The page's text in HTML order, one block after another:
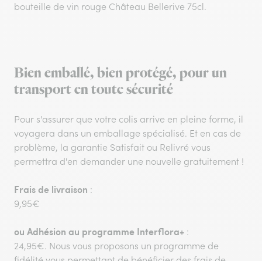
bouteille de vin rouge Château Bellerive 75cl.
Bien emballé, bien protégé, pour un
transport en toute sécurité
Pour s'assurer que votre colis arrive en pleine forme, il
voyagera dans un emballage spécialisé. Et en cas de
problème, la garantie Satisfait ou Relivré vous
permettra d'en demander une nouvelle gratuitement !
Frais de livraison :
9,95€
ou Adhésion au programme Interflora+ :
24,95€. Nous vous proposons un programme de